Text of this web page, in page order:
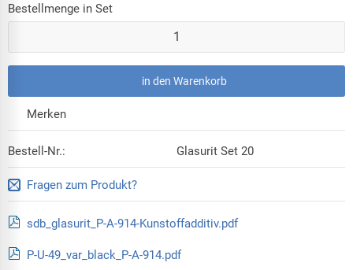
Bestellmenge in Set
Bestell-Nr.: Glasurit Set 20
Fragen zum Produkt?
sdb_glasurit_P-A-914-Kunstoffadditiv.pdf
P-U-49_var_black_P-A-914.pdf